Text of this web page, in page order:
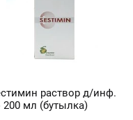
раствор д/инф.
200 мл (бутылка)